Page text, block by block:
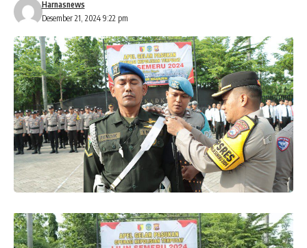
Desember 21, 2024 9:22 pm
Harnasnews